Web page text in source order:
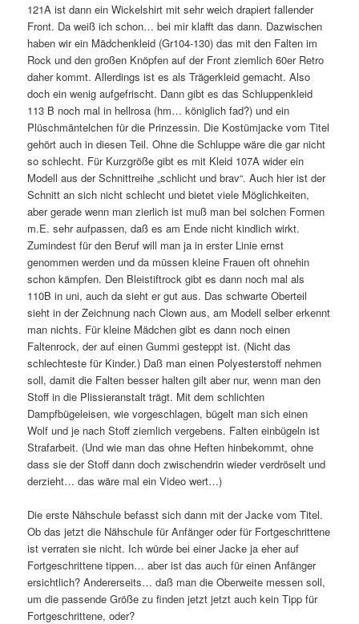
121A ist dann ein Wickelshirt mit sehr weich drapiert fallender
Front. Da weiß ich schon… bei mir klafft das dann. Dazwischen
haben wir ein Mädchenkleid (Gr104-130) das mit den Falten im
Rock und den großen Knöpfen auf der Front ziemlich 60er Retro
daher kommt. Allerdings ist es als Trägerkleid gemacht. Also
doch ein wenig aufgefrischt. Dann gibt es das Schluppenkleid
113 B noch mal in hellrosa (hm… königlich fad?) und ein
Plüschmäntelchen für die Prinzessin. Die Kostümjacke vom Titel
gehört auch in diesen Teil. Ohne die Schluppe wäre die gar nicht
so schlecht. Für Kurzgröße gibt es mit Kleid 107A wider ein
Modell aus der Schnittreihe „schlicht und brav“. Auch hier ist der
Schnitt an sich nicht schlecht und bietet viele Möglichkeiten,
aber gerade wenn man zierlich ist muß man bei solchen Formen
m.E. sehr aufpassen, daß es am Ende nicht kindlich wirkt.
Zumindest für den Beruf will man ja in erster Linie ernst
genommen werden und da müssen kleine Frauen oft ohnehin
schon kämpfen. Den Bleistiftrock gibt es dann noch mal als
110B in uni, auch da sieht er gut aus. Das schwarte Oberteil
sieht in der Zeichnung nach Clown aus, am Modell selber erkennt
man nichts. Für kleine Mädchen gibt es dann noch einen
Faltenrock, der auf einen Gummi gesteppt ist. (Nicht das
schlechteste für Kinder.) Daß man einen Polyesterstoff nehmen
soll, damit die Falten besser halten gilt aber nur, wenn man den
Stoff in die Plissieranstalt trägt. Mit dem schlichten
Dampfbügeleisen, wie vorgeschlagen, bügelt man sich einen
Wolf und je nach Stoff ziemlich vergebens. Falten einbügeln ist
Strafarbeit. (Und wie man das ohne Heften hinbekommt, ohne
dass sie der Stoff dann doch zwischendrin wieder verdröselt und
derzieht… das wäre mal ein Video wert…)
Die erste Nähschule befasst sich dann mit der Jacke vom Titel.
Ob das jetzt die Nähschule für Anfänger oder für Fortgeschrittene
ist verraten sie nicht. Ich würde bei einer Jacke ja eher auf
Fortgeschrittene tippen… aber ist das auch für einen Anfänger
ersichtlich? Andererseits… daß man die Oberweite messen soll,
um die passende Größe zu finden jetzt jetzt auch kein Tipp für
Fortgeschrittene, oder?